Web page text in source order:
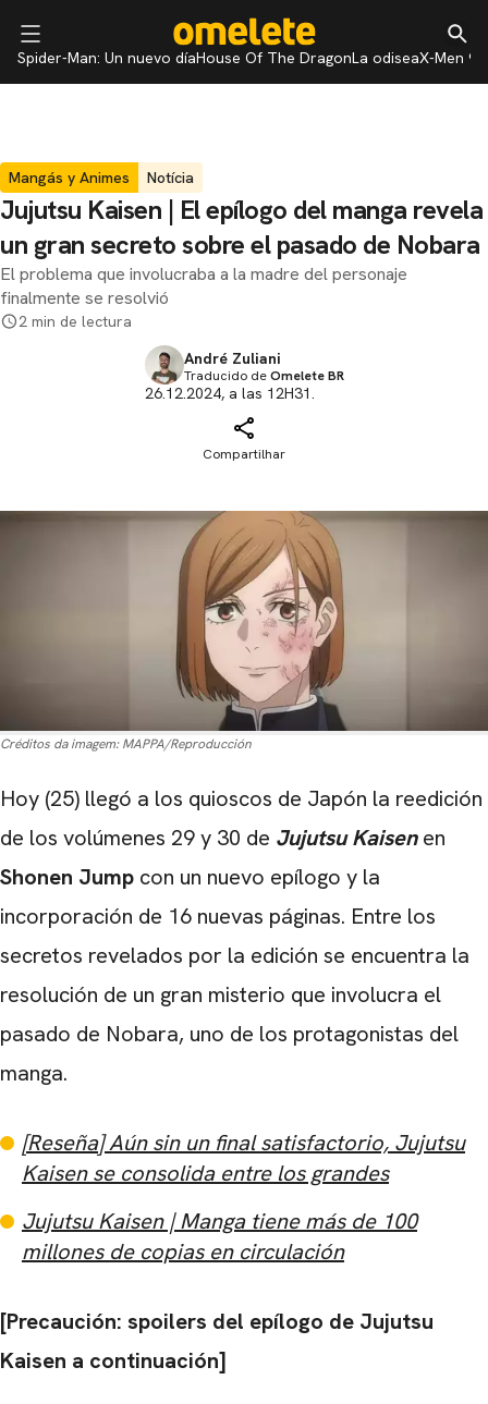
Spider-Man: Un nuevo díaHouse Of The DragonLa odiseaX-Men 97
Mangás y Animes Notícia
Jujutsu Kaisen | El epílogo del manga revela
un gran secreto sobre el pasado de Nobara
El problema que involucraba a la madre del personaje
finalmente se resolvió
2 min de lectura
André Zuliani
Traducido deOmelete BR
26.12.2024, a las 12H31.
Compartilhar
Créditos da imagem: MAPPA/Reproducción
Hoy (25) llegó a los quioscos de Japón la reedición
de los volúmenes 29 y 30 de Jujutsu Kaisenen
Shonen Jump con un nuevo epílogo y la
incorporación de 16 nuevas páginas. Entre los
secretos revelados por la edición se encuentra la
resolución de un gran misterio que involucra el
pasado de Nobara, uno de los protagonistas del
manga.
[Reseña] Aún sin un final satisfactorio, Jujutsu
Kaisen se consolida entre los grandes
Jujutsu Kaisen | Manga tiene más de 100
millones de copias en circulación
[Precaución: spoilers del epílogo de Jujutsu
Kaisen a continuación]